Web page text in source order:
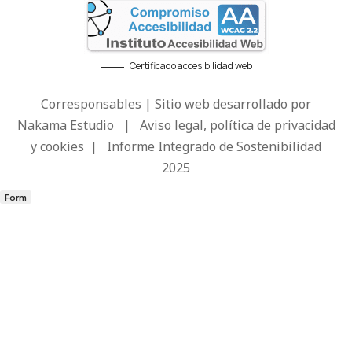
Certificado accesibilidad web
Corresponsables | Sitio web desarrollado por
Nakama Estudio | Aviso legal, política de privacidad
y cookies | Informe Integrado de Sostenibilidad
2025
Form